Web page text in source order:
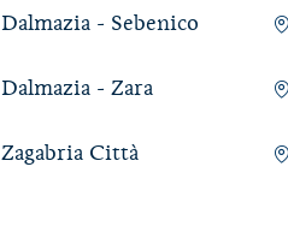
Dalmazia - Sebenico
Dalmazia - Zara
Zagabria Città